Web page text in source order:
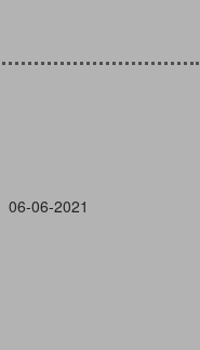
06-2021